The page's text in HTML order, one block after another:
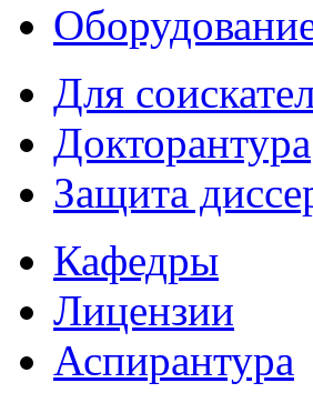
Для
Докторантура
Защита
Кафедры
Лицензии
Аспирантура